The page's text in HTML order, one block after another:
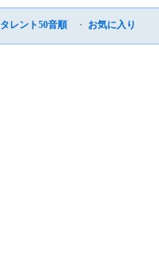
タレント50音順 ・ お気に入り